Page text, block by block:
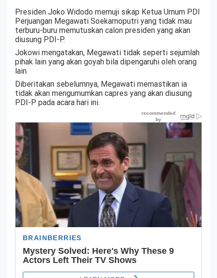
Presiden Joko Widodo memuji sikap Ketua Umum PDI
Perjuangan Megawati Soekarnoputri yang tidak mau
terburu-buru memutuskan calon presiden yang akan
diusung PDI-P.
Jokowi mengatakan, Megawati tidak seperti sejumlah
pihak lain yang akan goyah bila dipengaruhi oleh orang
lain.
Diberitakan sebelumnya, Megawati memastikan ia
tidak akan mengumumkan capres yang akan diusung
PDI-P pada acara hari ini.